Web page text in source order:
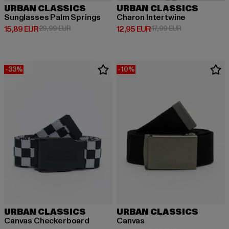
URBAN CLASSICS
Sunglasses Palm Springs
15,89 EUR
Derzeitiger Preis: 15,89 EUR
29,99 EURAktionspreis: 29,99 EUR
URBAN CLASSICS
Charon Intertwine
12,95 EUR
Derzeitiger Preis: 12,95 EUR
17,99 EURAktionspreis:
-33%
URBAN CLASSICS
Canvas Checkerboard
-10%
URBAN CLASSICS
Canvas